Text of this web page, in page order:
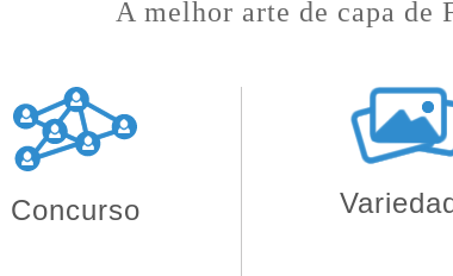
A melhor arte de capa de
Concurso